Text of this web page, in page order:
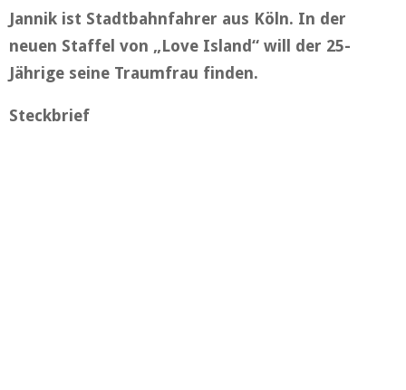
Jannik ist Stadtbahnfahrer aus Köln. In der
neuen Staffel von „Love Island“ will der 25-
Jährige seine Traumfrau finden.
Steckbrief